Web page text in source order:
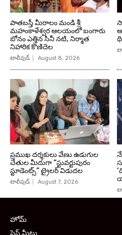
పాతబస్తీ మీరాలం మండి శ్రీ
మహంకాళేశ్వర ఆలయంలో బంగారు
బోనం ఎత్తిన సినీ నటి, నిర్మాత
నిహారిక కొణిదెల
టాలీవుడ్ August 8, 2026
ప్రముఖ దర్శకులు వేణు ఉడుగుల
చేతుల మీదుగా “స్టువర్టుపురం
స్టూడెంట్స్” ట్రైలర్ విడుదల
టాలీవుడ్ August 7, 2026
హోమ్
ప్రెస్ మీట్లు